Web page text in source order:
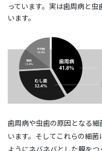
っています。実は歯周病と
います。
歯周病や虫歯の原因となる
います。そしてこれらの細
ようにネバネバとした膜を